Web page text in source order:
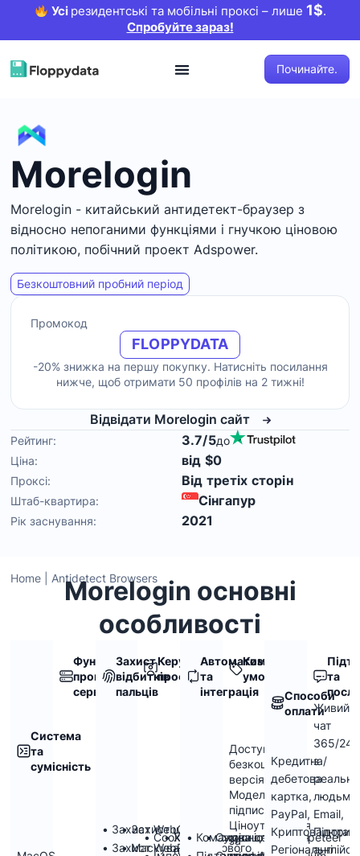
Усі резидентські та мобільні проксі – лише 1$.
Спробуйте зараз!
Починайте.
Morelogin
Morelogin - китайський антидетект-браузер з
відносно непоганими функціями і гнучкою ціновою
політикою, побічний проект Adspower.
Безкоштовний пробний період
Промокод
FLOPPYDATA
-20% знижка на першу покупку. Натисніть посилання
нижче, щоб отримати 50 профілів на 2 тижні!
Відвідати Morelogin сайт
Рейтинг: 3.7/5до
Ціна:
від $0
Проксі: Від третіх сторін
Штаб-квартира: Сінгапур
Рік заснування: 2021
Home Antidetect Browsers
Morelogin основні
особливості
Система
та
сумісність
Функції
проксі-
сервера
Захист
відбитків
пальців
Захист WebGL
Захист WebRTC
Захист шрифтів
Маскування часового
Керування
профілем
Cookie Robot
Хмарне сховище
профілів
Автоматизація
та
інтеграція
Командна співпраця
Сумісність з Puppeteer
Комерційні
умови
Доступна
безкоштовна
версія,
Модель
підписки,
Ціноутворення
за
Способи
оплати
Кредитна/
дебетова
картка,
PayPal,
Криптовалюта,
Регіональні
та
Живий
чат
365/24/
з
людьми,
Email,